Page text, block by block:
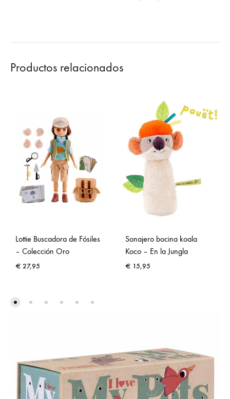
Productos relacionados
Lottie Buscadora de Fósiles
– Colección Oro
€ 27,95
Sonajero bocina koala
Koco – En la Jungla
€ 15,95